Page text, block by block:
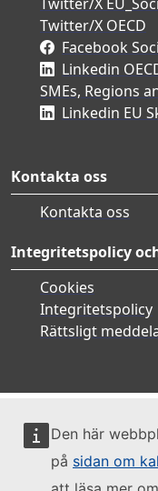
Den här
på sidan om
Twitter/X OECD
Facebook
Linkedin
SMEs, Regions
Linkedin EU
Kontakta oss
Kontakta oss
Integritetspolicy
Cookies
Integritetspolicy
Rättsligt